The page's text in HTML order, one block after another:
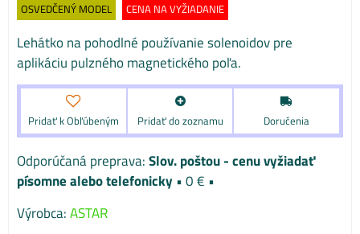
OSVEDČENÝ MODEL CENA NA VYŽIADANIE
Lehátko na pohodlné používanie solenoidov pre
aplikáciu pulzného magnetického poľa.
Pridať k Obľúbeným Pridať do zoznamu Doručenia
Slov. poštou - cenu vyžiadať
písomne alebo telefonicky •0 € •
Výrobca:ASTAR